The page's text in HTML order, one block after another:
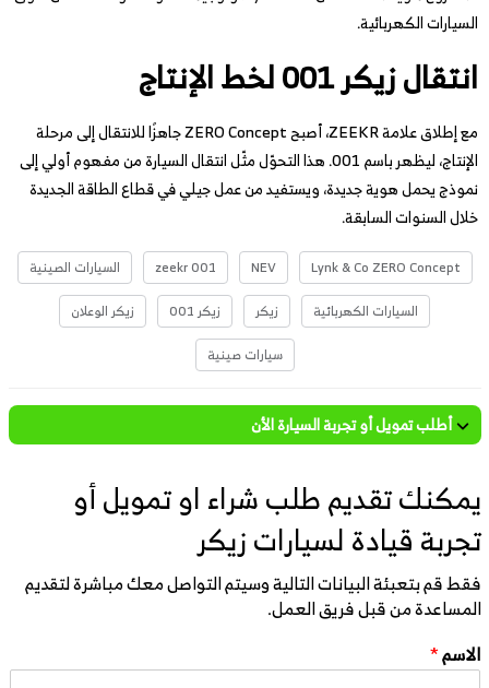
السيارات الكهربائية.
انتقال زيكر 001 لخط الإنتاج
مع إطلاق علامة ZEEKR، أصبح ZERO Concept جاهزًا للانتقال إلى مرحلة
الإنتاج، ليظهر باسم 001. هذا التحوّل مثّل انتقال السيارة من مفهوم أولي إلى
نموذج يحمل هوية جديدة، ويستفيد من عمل جيلي في قطاع الطاقة الجديدة
خلال السنوات السابقة.
Lynk & Co ZERO Concept
NEV
zeekr 001
السيارات الصينية
السيارات الكهربائية
زيكر زيكر 001
زيكر الوعلان
سيارات صينية
أطلب تمويل أو تجربة السيارة الأن
يمكنك تقديم طلب شراء او تمويل أو
تجربة قيادة لسيارات زيكر
فقط قم بتعبئة البيانات التالية وسيتم التواصل معك مباشرة لتقديم
المساعدة من قبل فريق العمل.
الاسم*